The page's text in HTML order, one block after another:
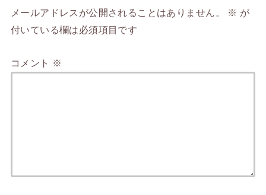
メールアドレスが公開されることはありません。 ※ が
付いている欄は必須項目です
コメント ※